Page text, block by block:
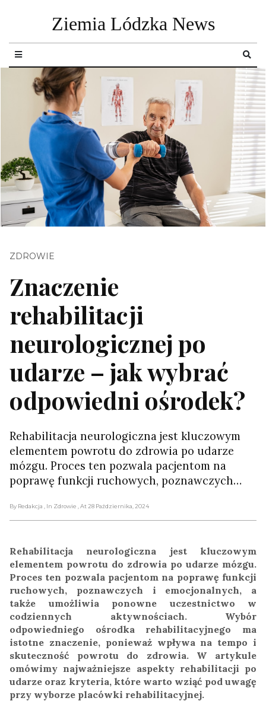
Ziemia Lódzka News
ZDROWIE
Znaczenie
rehabilitacji
neurologicznej po
udarze – jak wybrać
odpowiedni ośrodek?
Rehabilitacja neurologiczna jest kluczowym
elementem powrotu do zdrowia po udarze
mózgu. Proces ten pozwala pacjentom na
poprawę funkcji ruchowych, poznawczych…
By Redakcja , In Zdrowie , At 28 Października, 2024
Rehabilitacja neurologiczna jest kluczowym
elementem powrotu do zdrowia po udarze mózgu.
Proces ten pozwala pacjentom na poprawę funkcji
ruchowych, poznawczych i emocjonalnych, a
także umożliwia ponowne uczestnictwo w
codziennych aktywnościach. Wybór
odpowiedniego ośrodka rehabilitacyjnego ma
istotne znaczenie, ponieważ wpływa na tempo i
skuteczność powrotu do zdrowia. W artykule
omówimy najważniejsze aspekty rehabilitacji po
udarze oraz kryteria, które warto wziąć pod uwagę
przy wyborze placówki rehabilitacyjnej.